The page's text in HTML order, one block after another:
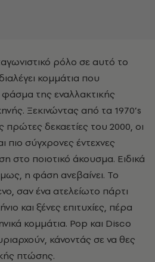
ρόλο σε αυτό το
κομμάτια που
της εναλλακτικής
Ξεκινώντας από τα 1970’s
πρώτες δεκαετίες του 2000, οι
πιο σύγχρονες έντεχνες
στο ποιοτικό άκουσμα. Ειδικά
η φάση ανεβαίνει. Το
σαν ένα ατελείωτο πάρτι
και ξένες επιτυχίες, πέρα
κομμάτια. Pop και Disco
κάνοντάς σε να θες
πτώσης.